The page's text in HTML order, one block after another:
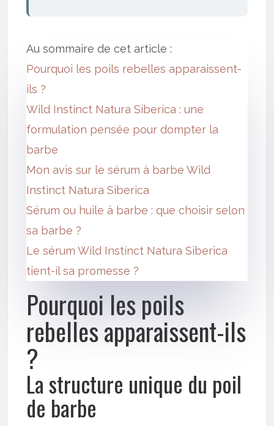
Au sommaire de cet article :
Pourquoi les poils rebelles apparaissent-
ils ?
Wild Instinct Natura Siberica : une
formulation pensée pour dompter la
barbe
Mon avis sur le sérum à barbe Wild
Instinct Natura Siberica
Sérum ou huile à barbe : que choisir selon
sa barbe ?
Le sérum Wild Instinct Natura Siberica
tient-il sa promesse ?
Pourquoi les poils
rebelles apparaissent-ils
?
La structure unique du poil
de barbe